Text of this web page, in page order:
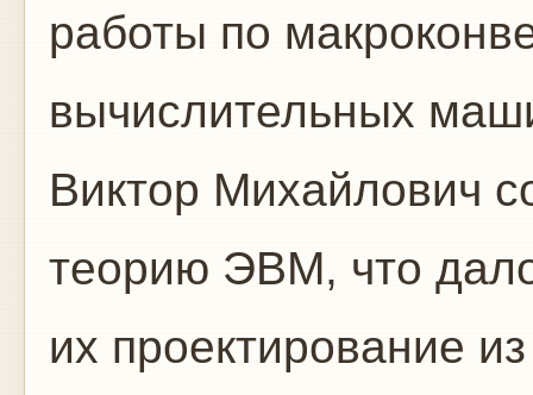
работы по
вычислительных
Виктор Михайлович
теорию ЭВМ, что
их проектирование